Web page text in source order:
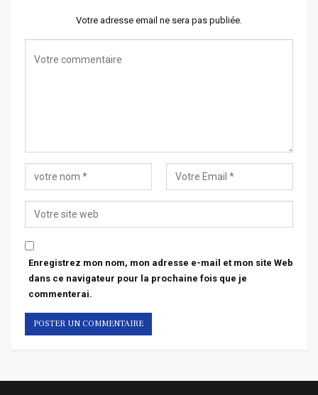
Votre adresse email ne sera pas publiée.
Enregistrez mon nom, mon adresse e-mail et mon site Web
dans ce navigateur pour la prochaine fois que je
commenterai.